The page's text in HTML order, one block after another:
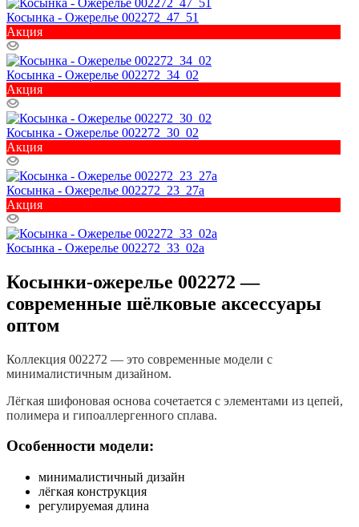
Косынка - Ожерелье 002272_47_51
Акция
Косынка - Ожерелье 002272_34_02
Акция
Косынка - Ожерелье 002272_30_02
Акция
Косынка - Ожерелье 002272_23_27a
Акция
Косынка - Ожерелье 002272_33_02a
Косынки-ожерелье 002272 —
современные шёлковые аксессуары
оптом
Коллекция 002272 — это современные модели с
минималистичным дизайном.
Лёгкая шифоновая основа сочетается с элементами из цепей,
полимера и гипоаллергенного сплава.
Особенности модели:
минималистичный дизайн
лёгкая конструкция
регулируемая длина